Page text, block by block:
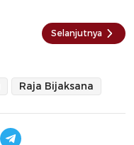
Selanjutnya
Raja Bijaksana